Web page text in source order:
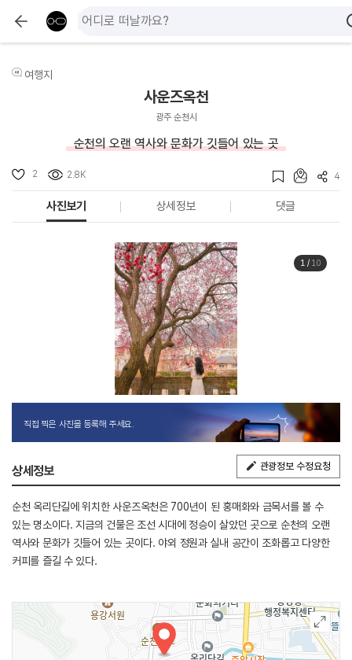
여행지
사운즈옥천
광주 순천시
순천의 오랜 역사와 문화가 깃들어 있는 곳
2 2.8K 4
사진보기 상세정보 댓글
1/ 10
직접 찍은 사진을 등록해 주세요.
상세정보 관광정보 수정요청
순천 옥리단길에 위치한 사운즈옥천은 700년이 된 홍매화와 금목서를 볼 수
있는 명소이다. 지금의 건물은 조선 시대에 정승이 살았던 곳으로 순천의 오랜
역사와 문화가 깃들어 있는 곳이다. 야외 정원과 실내 공간이 조화롭고 다양한
커피를 즐길 수 있다.